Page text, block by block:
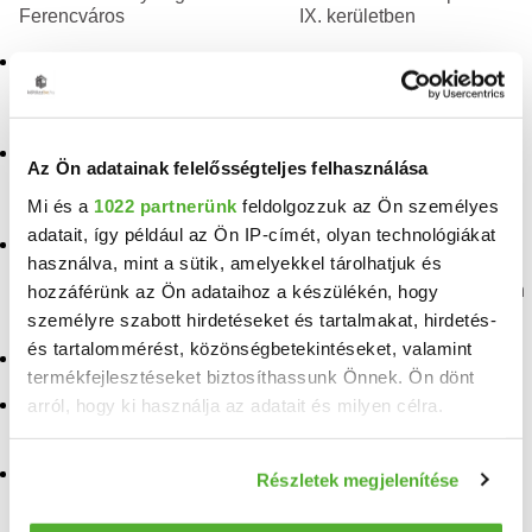
Az Ön adatainak felelősségteljes felhasználása
Mi és a 1022 partnerünk feldolgozzuk az Ön személyes
adatait, így például az Ön IP-címét, olyan technológiákat
használva, mint a sütik, amelyekkel tárolhatjuk és
hozzáférünk az Ön adataihoz a készülékén, hogy
személyre szabott hirdetéseket és tartalmakat, hirdetés-
és tartalommérést, közönségbetekintéseket, valamint
termékfejlesztéseket biztosíthassunk Önnek. Ön dönt
arról, hogy ki használja az adatait és milyen célra.
Információgyűjtés az Ön földrajzi elhelyezkedéséről
pár méteres pontossággal
Részletek megjelenítése
Ferencváros
vendeglató egység, ipari
Eladó iroda, üzlethelyiség,
vendeglató egység, ipari
ingatlan, hotel Gubacsidűlő
Eladó iroda, üzlethelyiség,
vendeglató egység, ipari
ingatlan, hotel József Attila
lakótelep
Eladó iroda Budapest
Eladó üzlethelyiség
IX. kerületben
Budapesten a IX.
Budapesten a IX.
kerületben
Eladó iroda, üzlethelyiség,
vendeglató egység, ipari
ingatlan, hotel Budapesten
a IX. kerületben
Eladó üzlethelyiség
Budapest, Ferencváros
ingatlan, hotel Budapest,
Ferencváros